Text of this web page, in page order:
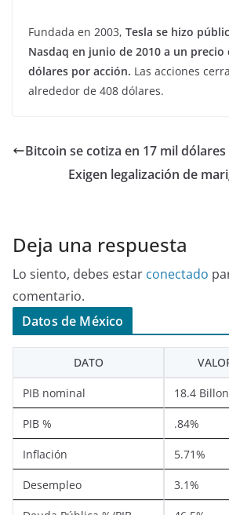
Fundada en 2003, Tesla se hizo
Nasdaq en junio de 2010 a un
dólares por acción. Las acciones
alrededor de 408 dólares.
Bitcoin se cotiza en 17 mil
Exigen legalización de
Deja una respuesta
Lo siento, debes estar conectado
comentario.
Datos de México
DATO
PIB nominal 18.4
PIB % .84%
Inflación 5.71%
Desempleo 3.1%